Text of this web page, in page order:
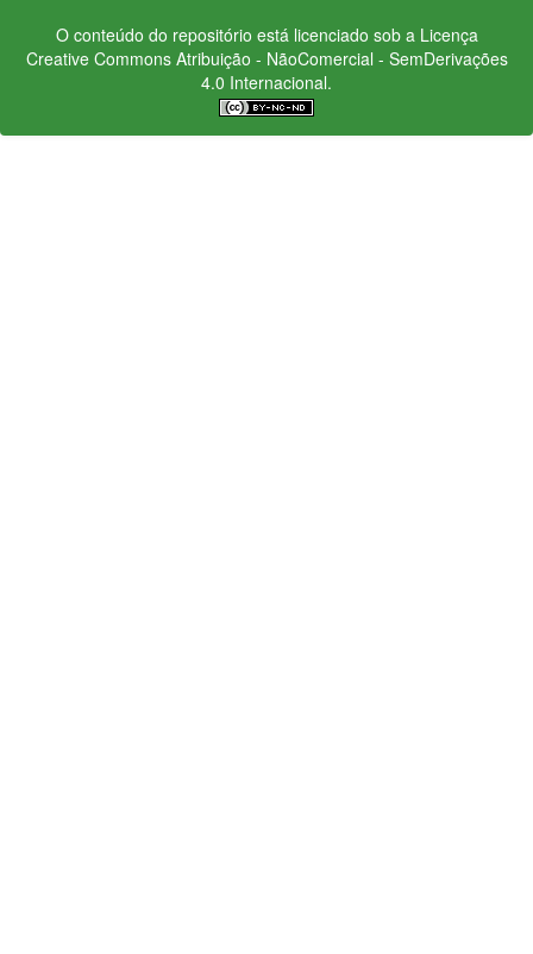
O conteúdo do repositório está licenciado sob a Licença
Creative CommonsAtribuição - NãoComercial - SemDerivações
4.0 Internacional.